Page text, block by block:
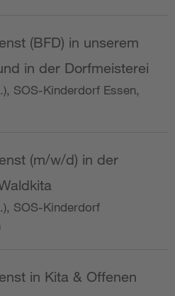
(BFD) in unserem
in der Dorfmeisterei
SOS-Kinderdorf Essen,
(m/w/d) in der
SOS-Kinderdorf
in Kita & Offenen